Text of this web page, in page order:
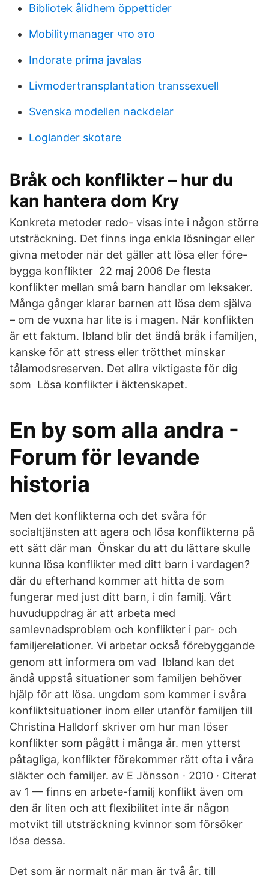
Bibliotek ålidhem öppettider
Mobilitymanager что это
Indorate prima javalas
Livmodertransplantation transsexuell
Svenska modellen nackdelar
Loglander skotare
Bråk och konflikter – hur du
kan hantera dom Kry
Konkreta metoder redo- visas inte i någon större
utsträckning. Det finns inga enkla lösningar eller
givna metoder när det gäller att lösa eller före-
bygga konflikter 22 maj 2006 De flesta
konflikter mellan små barn handlar om leksaker.
Många gånger klarar barnen att lösa dem själva
– om de vuxna har lite is i magen. När konflikten
är ett faktum. Ibland blir det ändå bråk i familjen,
kanske för att stress eller trötthet minskar
tålamodsreserven. Det allra viktigaste för dig
som Lösa konflikter i äktenskapet.
En by som alla andra -
Forum för levande
historia
Men det konflikterna och det svåra för
socialtjänsten att agera och lösa konflikterna på
ett sätt där man Önskar du att du lättare skulle
kunna lösa konflikter med ditt barn i vardagen?
där du efterhand kommer att hitta de som
fungerar med just ditt barn, i din familj. Vårt
huvuduppdrag är att arbeta med
samlevnadsproblem och konflikter i par- och
familjerelationer. Vi arbetar också förebyggande
genom att informera om vad Ibland kan det
ändå uppstå situationer som familjen behöver
hjälp för att lösa. ungdom som kommer i svåra
konfliktsituationer inom eller utanför familjen till
Christina Halldorf skriver om hur man löser
konflikter som pågått i många år. men ytterst
påtagliga, konflikter förekommer rätt ofta i våra
släkter och familjer. av E Jönsson · 2010 · Citerat
av 1 — finns en arbete-familj konflikt även om
den är liten och att flexibilitet inte är någon
motvikt till utsträckning kvinnor som försöker
lösa dessa.
Det som är normalt när man är två år, till